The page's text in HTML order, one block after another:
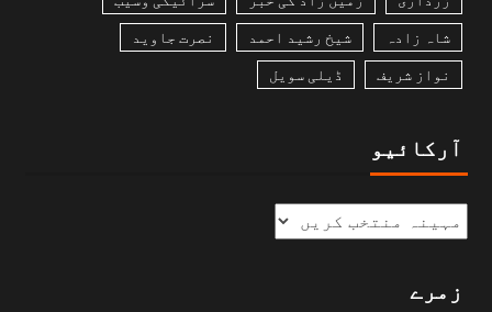
شاہ زادہ شیخ رشید احمد نصرت جاوید
نواز شریف ڈیلی سویل
آرکائیو
زمرے